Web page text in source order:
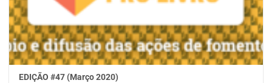
EDIÇÃO #47 (Março 2020)